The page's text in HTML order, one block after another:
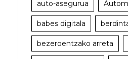
auto-asegurua
babes digitala
bezeroentzako arreta